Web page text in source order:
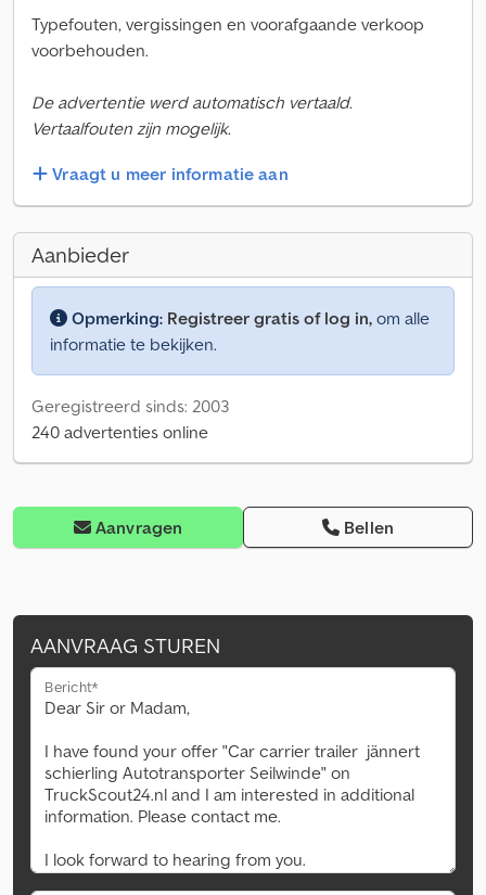
Typefouten, vergissingen en voorafgaande verkoop
voorbehouden.
De advertentie werd automatisch vertaald.
Vertaalfouten zijn mogelijk.
Vraagt u meer informatie aan
Aanbieder
Opmerking: Registreer gratis of log in, om alle
informatie te bekijken.
Geregistreerd sinds: 2003
240 advertenties online
Aanvragen Bellen
AANVRAAG STUREN
Bericht*